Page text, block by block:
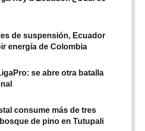
de suspensión, Ecuador
energía de Colombia
se abre otra batalla
consume más de tres
de pino en Tutupali